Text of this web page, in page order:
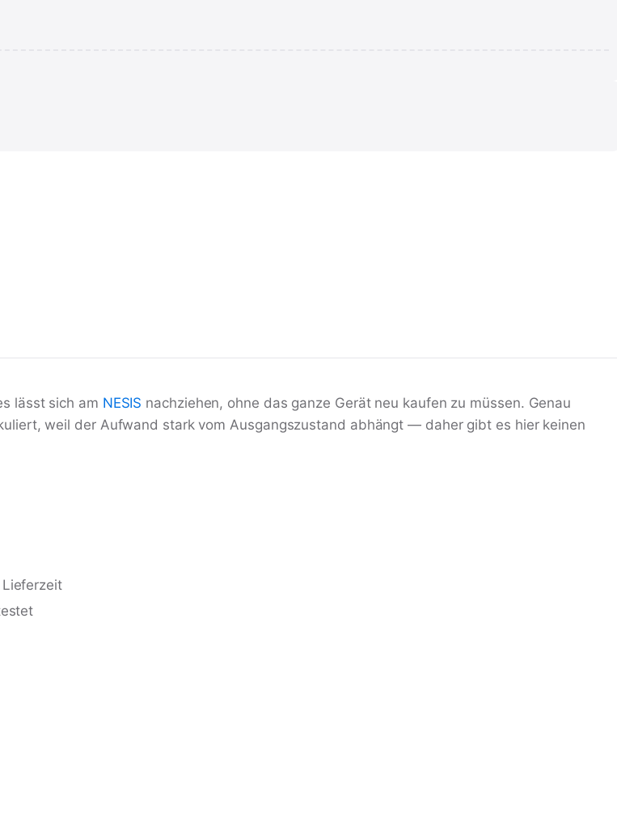
lässt sich am NESIS nachziehen, ohne das ganze Gerät neu kaufen zu müssen. Genau
weil der Aufwand stark vom Ausgangszustand abhängt — daher gibt es hier keinen